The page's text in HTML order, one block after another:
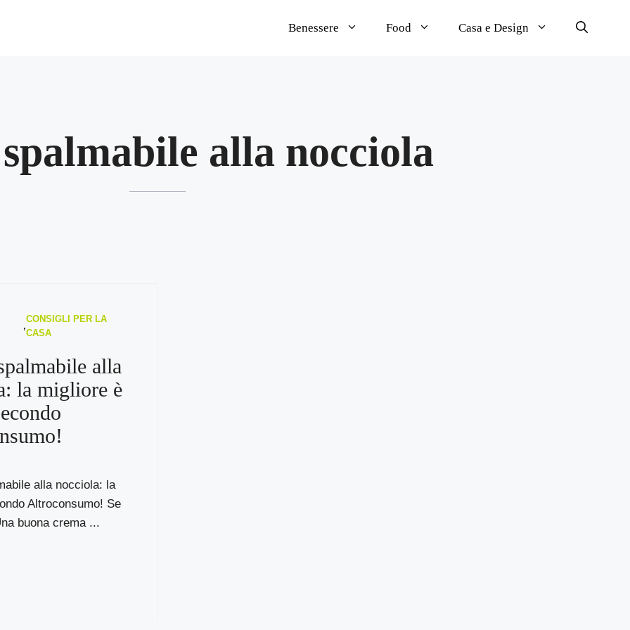
Benessere Food Casa e Design
alla nocciola
,
CONSIGLI PER LA
CASA
alla
la migliore è
alla nocciola: la
Altroconsumo! Se
buona crema ...